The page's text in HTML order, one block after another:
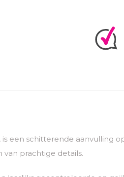
een schitterende aanvulling
van prachtige details.